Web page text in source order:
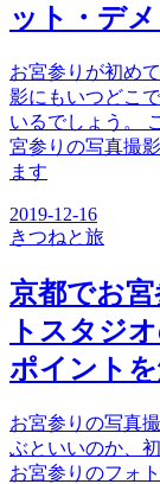
ット・デ
お宮参りが初め
影にもいつどこ
いるでしょう。
宮参りの写真撮
ます
2019-12-16
きつねと旅
京都でお
トスタジ
ポイント
お宮参りの写真
ぶといいのか、
お宮参りのフォ